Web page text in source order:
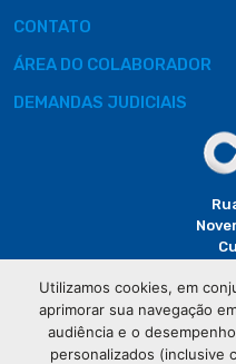
CONTATO
ÁREA DO COLABORADOR
DEMANDAS JUDICIAIS
Utilizamos cookies, em
aprimorar sua navegação
audiência e o
personalizados (inclusive